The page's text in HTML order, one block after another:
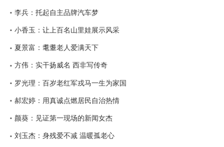
李兵：托起自主品牌汽车梦
小香玉：让上百名山里娃展示风采
夏景富：耄耋老人爱满天下
方伟：实干扬威名 西非写传奇
罗光理：百岁老红军戎马一生为家国
郝宏婷：用真诚点燃居民自治热情
颜葵：见证第一现场的新闻女杰
刘玉杰：身残爱不减 温暖孤老心